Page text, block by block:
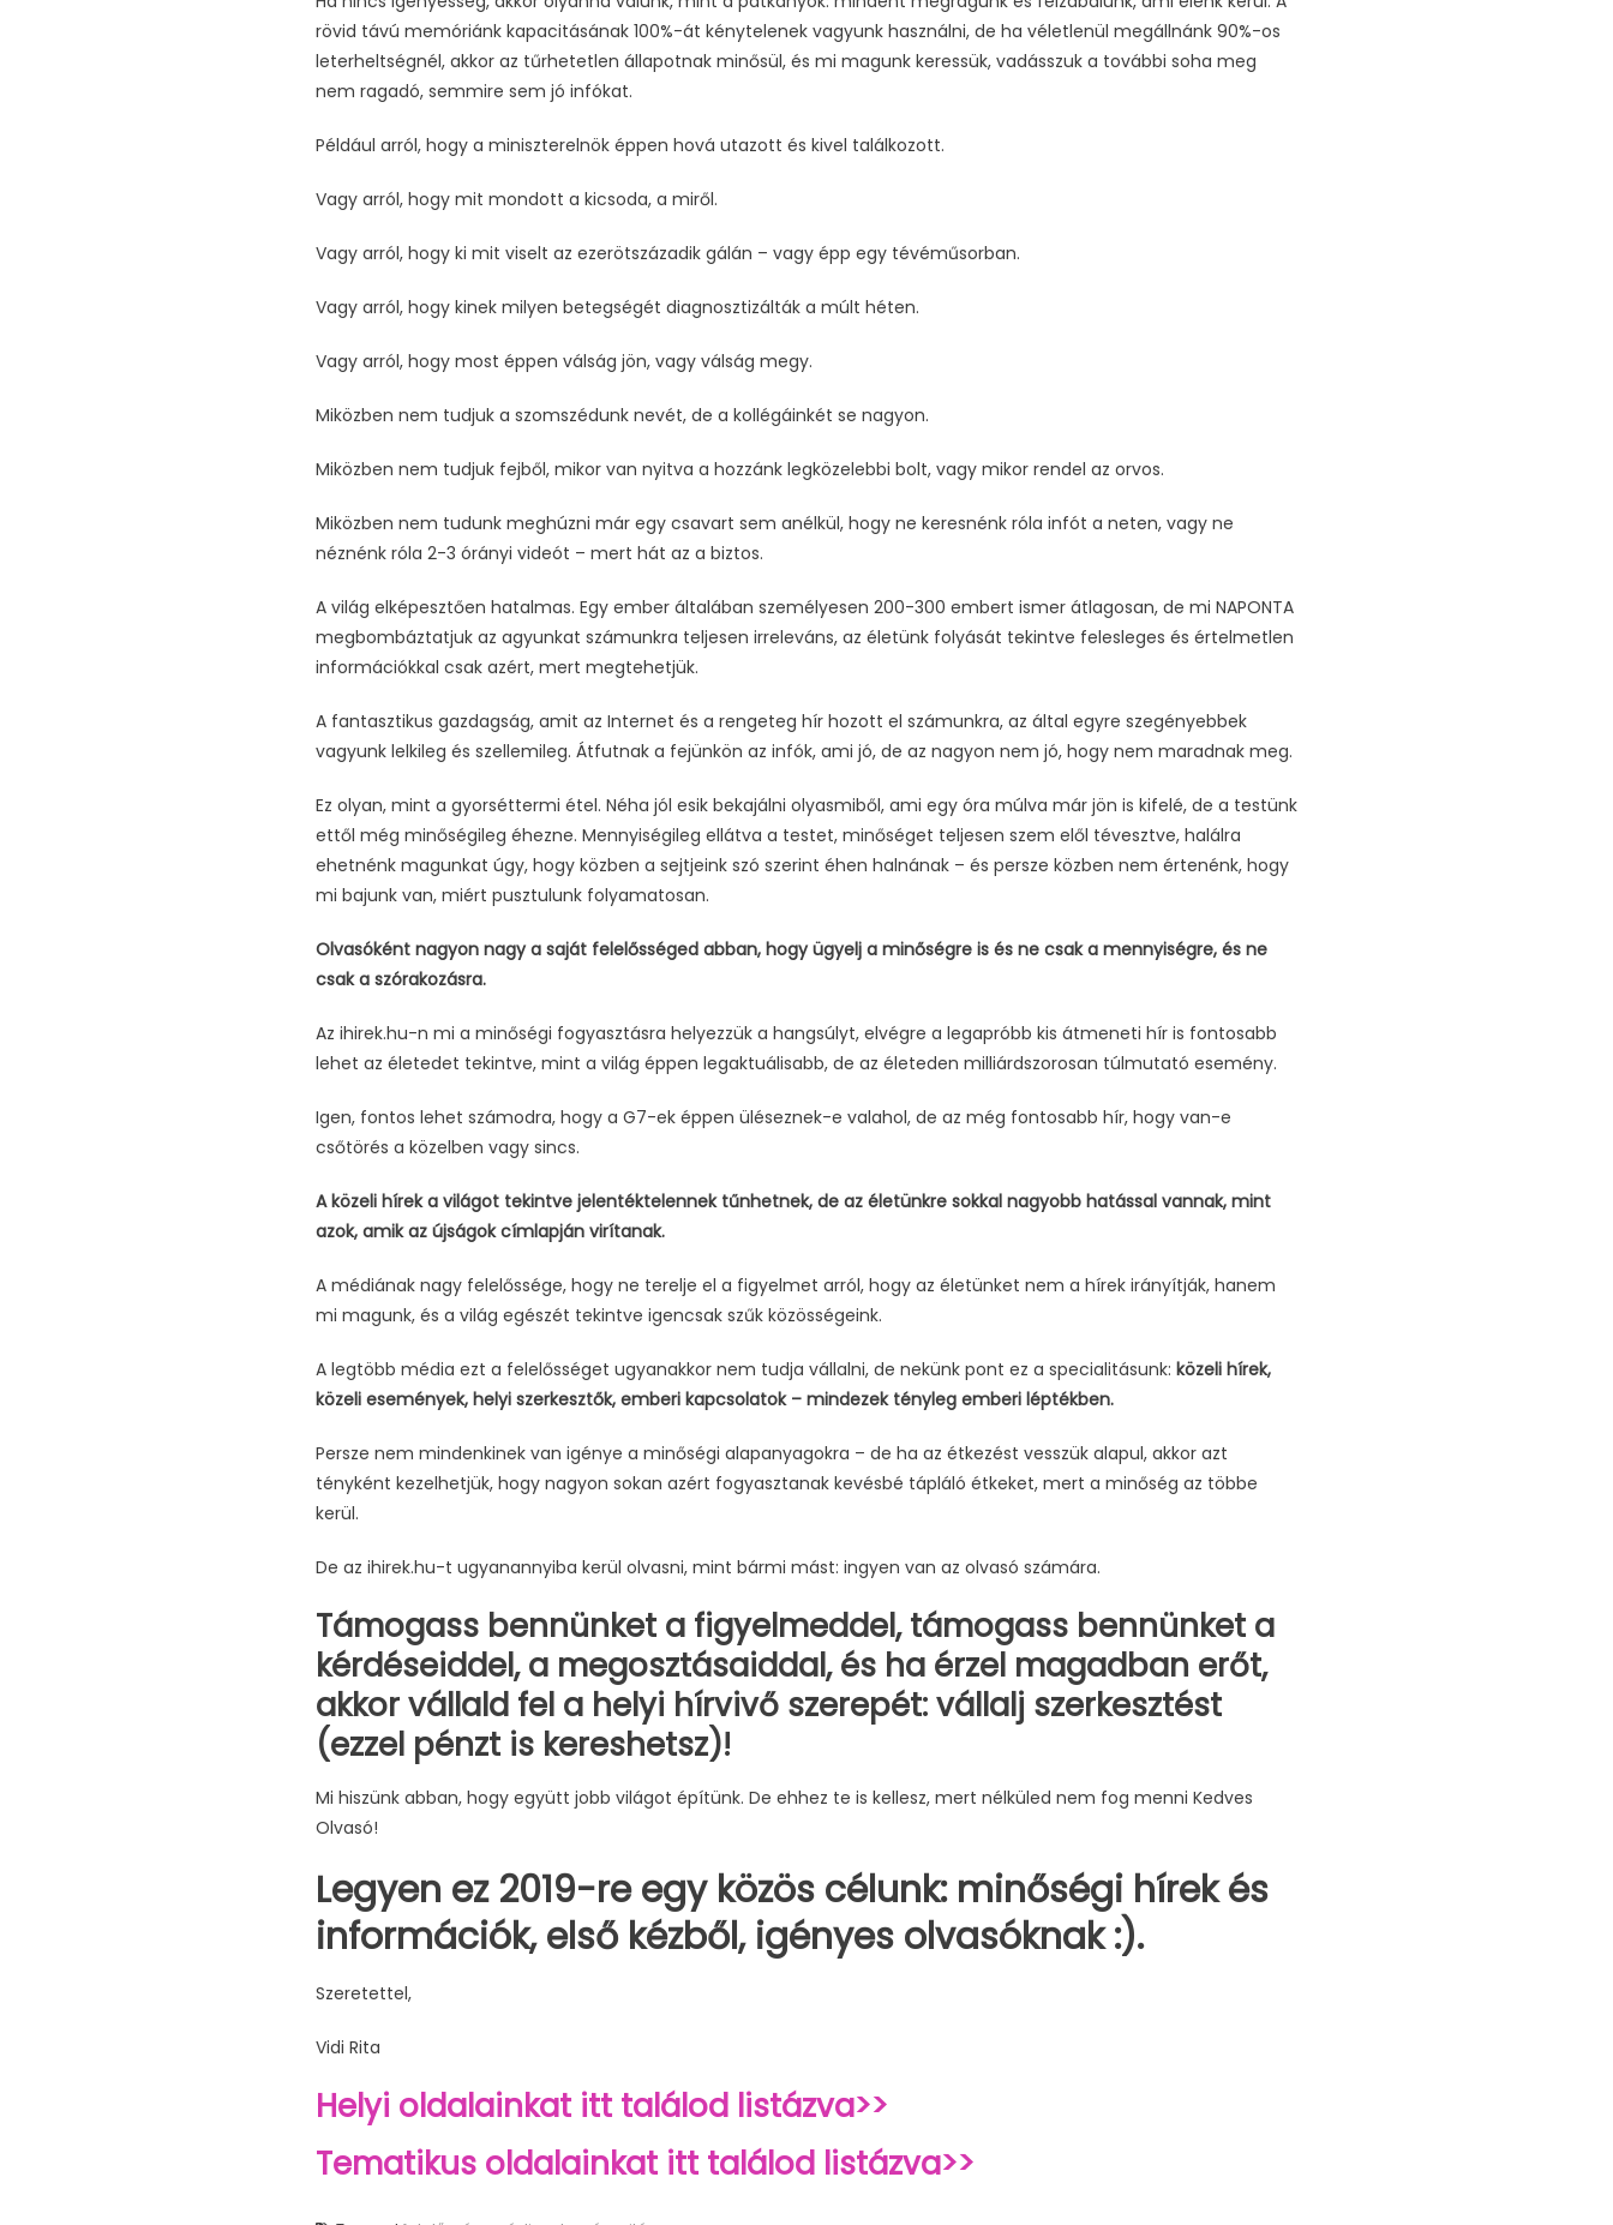
rövid távú memóriánk kapacitásának 100%-át kénytelenek vagyunk használni, de ha véletlenül megállnánk 90%-os
leterheltségnél, akkor az tűrhetetlen állapotnak minősül, és mi magunk keressük, vadásszuk a további soha meg
nem ragadó, semmire sem jó infókat.
Például arról, hogy a miniszterelnök éppen hová utazott és kivel találkozott.
Vagy arról, hogy mit mondott a kicsoda, a miről.
Vagy arról, hogy ki mit viselt az ezerötszázadik gálán – vagy épp egy tévéműsorban.
Vagy arról, hogy kinek milyen betegségét diagnosztizálták a múlt héten.
Vagy arról, hogy most éppen válság jön, vagy válság megy.
Miközben nem tudjuk a szomszédunk nevét, de a kollégáinkét se nagyon.
Miközben nem tudjuk fejből, mikor van nyitva a hozzánk legközelebbi bolt, vagy mikor rendel az orvos.
Miközben nem tudunk meghúzni már egy csavart sem anélkül, hogy ne keresnénk róla infót a neten, vagy ne
néznénk róla 2-3 órányi videót – mert hát az a biztos.
A világ elképesztően hatalmas. Egy ember általában személyesen 200-300 embert ismer átlagosan, de mi NAPONTA
megbombáztatjuk az agyunkat számunkra teljesen irreleváns, az életünk folyását tekintve felesleges és értelmetlen
információkkal csak azért, mert megtehetjük.
A fantasztikus gazdagság, amit az Internet és a rengeteg hír hozott el számunkra, az által egyre szegényebbek
vagyunk lelkileg és szellemileg. Átfutnak a fejünkön az infók, ami jó, de az nagyon nem jó, hogy nem maradnak meg.
Ez olyan, mint a gyorséttermi étel. Néha jól esik bekajálni olyasmiből, ami egy óra múlva már jön is kifelé, de a testünk
ettől még minőségileg éhezne. Mennyiségileg ellátva a testet, minőséget teljesen szem elől tévesztve, halálra
ehetnénk magunkat úgy, hogy közben a sejtjeink szó szerint éhen halnának – és persze közben nem értenénk, hogy
mi bajunk van, miért pusztulunk folyamatosan.
Olvasóként nagyon nagy a saját felelősséged abban, hogy ügyelj a minőségre is és ne csak a mennyiségre, és ne
csak a szórakozásra.
Az ihirek.hu-n mi a minőségi fogyasztásra helyezzük a hangsúlyt, elvégre a legapróbb kis átmeneti hír is fontosabb
lehet az életedet tekintve, mint a világ éppen legaktuálisabb, de az életeden milliárdszorosan túlmutató esemény.
Igen, fontos lehet számodra, hogy a G7-ek éppen üléseznek-e valahol, de az még fontosabb hír, hogy van-e
csőtörés a közelben vagy sincs.
A közeli hírek a világot tekintve jelentéktelennek tűnhetnek, de az életünkre sokkal nagyobb hatással vannak, mint
azok, amik az újságok címlapján virítanak.
A médiának nagy felelőssége, hogy ne terelje el a figyelmet arról, hogy az életünket nem a hírek irányítják, hanem
mi magunk, és a világ egészét tekintve igencsak szűk közösségeink.
A legtöbb média ezt a felelősséget ugyanakkor nem tudja vállalni, de nekünk pont ez a specialitásunk: közeli hírek,
közeli események, helyi szerkesztők, emberi kapcsolatok – mindezek tényleg emberi léptékben.
Persze nem mindenkinek van igénye a minőségi alapanyagokra – de ha az étkezést vesszük alapul, akkor azt
tényként kezelhetjük, hogy nagyon sokan azért fogyasztanak kevésbé tápláló étkeket, mert a minőség az többe
kerül.
De az ihirek.hu-t ugyanannyiba kerül olvasni, mint bármi mást: ingyen van az olvasó számára.
Támogass bennünket a figyelmeddel, támogass bennünket a
kérdéseiddel, a megosztásaiddal, és ha érzel magadban erőt,
akkor vállald fel a helyi hírvivő szerepét: vállalj szerkesztést
(ezzel pénzt is kereshetsz)!
Mi hiszünk abban, hogy együtt jobb világot építünk. De ehhez te is kellesz, mert nélküled nem fog menni Kedves
Olvasó!
Legyen ez 2019-re egy közös célunk: minőségi hírek és
információk, első kézből, igényes olvasóknak :).
Szeretettel,
Vidi Rita
Helyi oldalainkat itt találod listázva>>
Tematikus oldalainkat itt találod listázva>>